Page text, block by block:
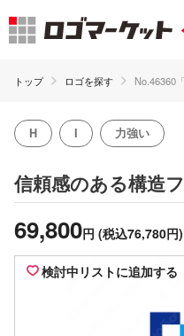
トップ ロゴを探す No.46360
H I 力強い
信頼感のある構造
69,800円 (税込76,780円)
検討中リストに追加する